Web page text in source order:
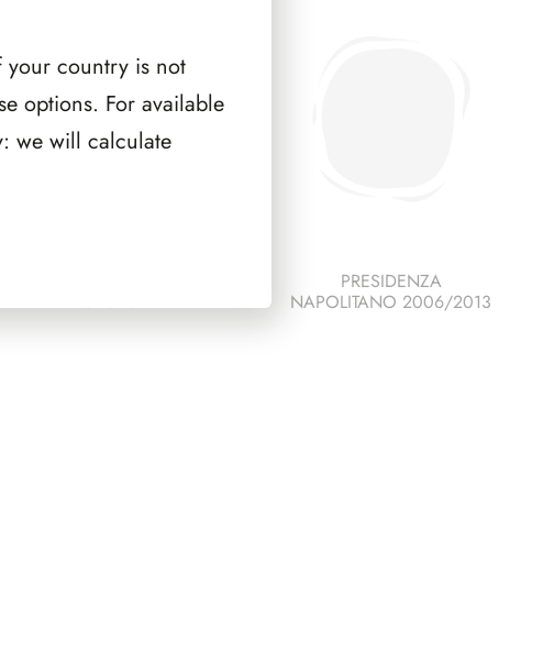
PAGINE 3
PRESIDENZA
NAPOLITANO 2006/2013
your country is not
options. For available
we will calculate